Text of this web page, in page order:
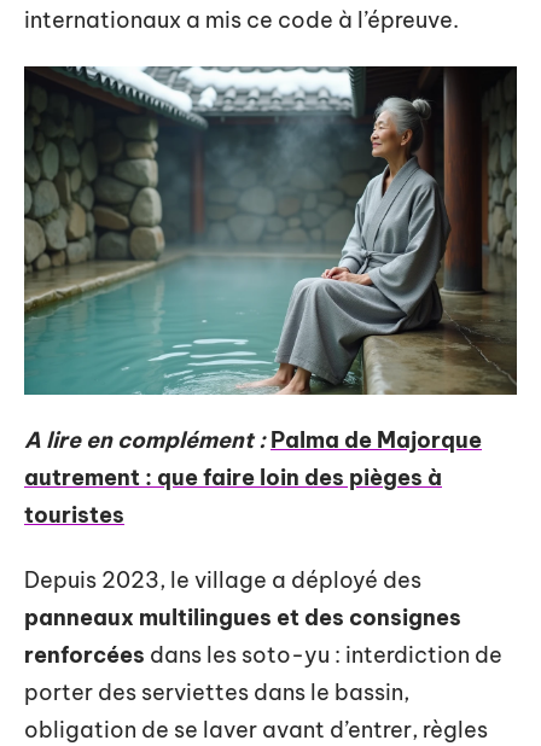
internationaux a mis ce code à l’épreuve.
A lire en complément : Palma de Majorque
autrement : que faire loin des pièges à
touristes
Depuis 2023, le village a déployé des
panneaux multilingues et des consignes
renforcées dans les soto-yu : interdiction de
porter des serviettes dans le bassin,
obligation de se laver avant d’entrer, règles